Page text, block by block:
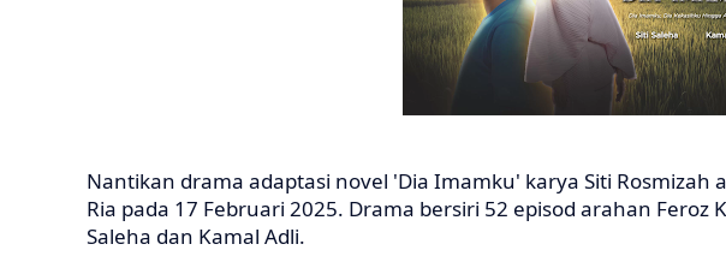
Nantikan drama adaptasi novel 'Dia Imamku' karya Siti Rosmizah
Ria pada 17 Februari 2025. Drama bersiri 52 episod arahan Feroz
Saleha dan Kamal Adli.